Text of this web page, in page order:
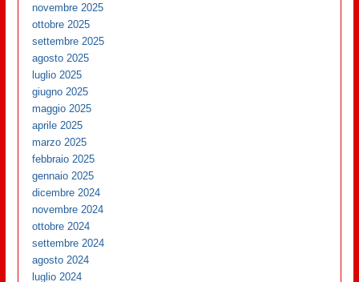
novembre 2025
ottobre 2025
settembre 2025
agosto 2025
luglio 2025
giugno 2025
maggio 2025
aprile 2025
marzo 2025
febbraio 2025
gennaio 2025
dicembre 2024
novembre 2024
ottobre 2024
settembre 2024
agosto 2024
luglio 2024